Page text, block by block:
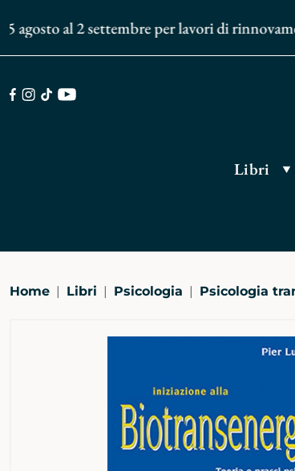
al 2 settembre per lavori di
Libri
Home Libri Psicologia Psicologia